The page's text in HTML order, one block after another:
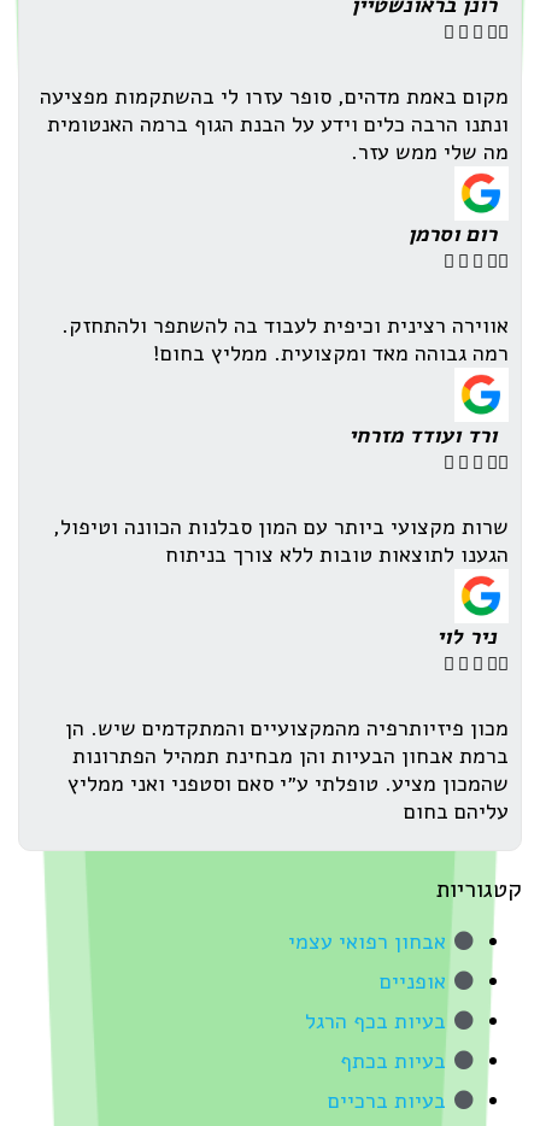

מקום באמת מדהים, סופר עזרו לי בהשתקמות מפציעה
ונתנו הרבה כלים וידע על הבנת הגוף ברמה האנטומית
מה שלי ממש עזר.
רום וסרמן

אווירה רצינית וכיפית לעבוד בה להשתפר ולהתחזק.
רמה גבוהה מאד ומקצועית. ממליץ בחום!
ורד ועודד מזרחי

שרות מקצועי ביותר עם המון סבלנות הכוונה וטיפול,
הגענו לתוצאות טובות ללא צורך בניתוח
ניר לוי

מכון פיזיותרפיה מהמקצועיים והמתקדמים שיש. הן
ברמת אבחון הבעיות והן מבחינת תמהיל הפתרונות
שהמכון מציע. טופלתי ע״י סאם וסטפני ואני ממליץ
עליהם בחום
קטגוריות
אבחון רפואי עצמי
אופניים
בעיות בכף הרגל
בעיות בכתף
בעיות ברכיים